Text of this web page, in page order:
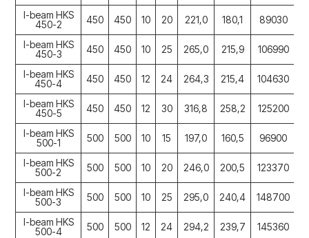
I-beam HKS
450-2
450 450 10 20 221,0 180,1 89030
I-beam HKS
450-3
450 450 10 25 265,0 215,9 106990
I-beam HKS
450-4
450 450 12 24 264,3 215,4 104630
I-beam HKS
450-5
450 450 12 30 316,8 258,2 125200
I-beam HKS
500-1
500 500 10 15 197,0 160,5 96900
I-beam HKS
500-2
500 500 10 20 246,0 200,5 123370
I-beam HKS
500-3
500 500 10 25 295,0 240,4 148700
I-beam HKS
500-4
500 500 12 24 294,2 239,7 145360